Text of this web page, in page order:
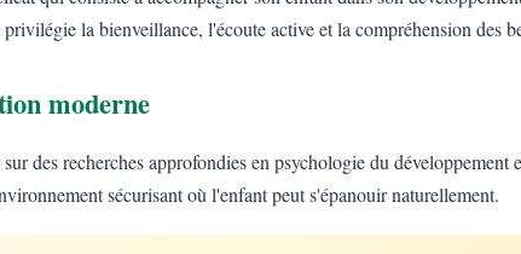
la bienveillance, l'écoute active et la compréhension des
moderne
des recherches approfondies en psychologie du développement
sécurisant où l'enfant peut s'épanouir naturellement.